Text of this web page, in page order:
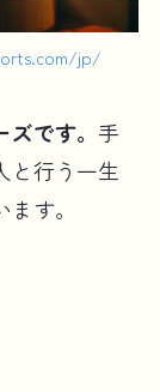
jp/
です。 手
と行う一生
す。